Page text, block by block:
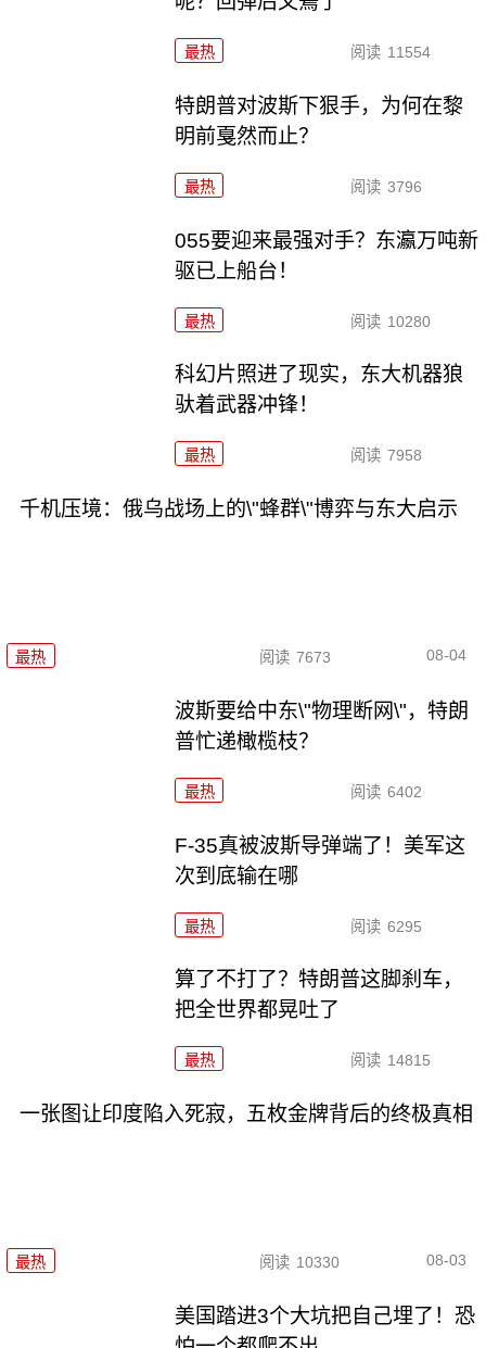
最热 阅读 11554
特朗普对波斯下狠手，为何在黎
明前戛然而止？
最热 阅读 3796
055要迎来最强对手？东瀛万吨新
驱已上船台！
最热 阅读 10280
科幻片照进了现实，东大机器狼
驮着武器冲锋！
最热 阅读 7958
千机压境：俄乌战场上的\"蜂群\"博弈与东大启示
最热 阅读 7673 08-04
波斯要给中东\"物理断网\"，特朗
普忙递橄榄枝？
最热 阅读 6402
F-35真被波斯导弹端了！美军这
次到底输在哪
最热 阅读 6295
算了不打了？特朗普这脚刹车，
把全世界都晃吐了
最热 阅读 14815
一张图让印度陷入死寂，五枚金牌背后的终极真相
最热 阅读 10330 08-03
美国踏进3个大坑把自己埋了！恐